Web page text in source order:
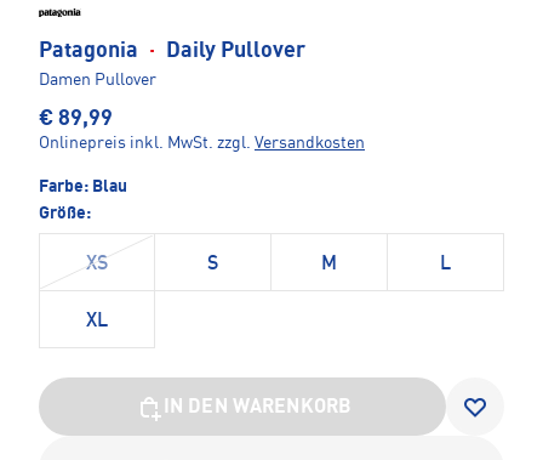
Patagonia · Daily Pullover
Damen Pullover
€ 89,99
Onlinepreis inkl. MwSt. zzgl. Versandkosten
Farbe: Blau
Größe:
XS S M L
XL
IN DEN WARENKORB